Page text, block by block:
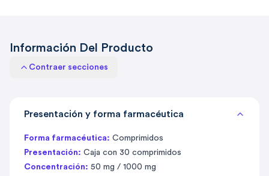
Información Del Producto
Contraer secciones
Presentación y forma farmacéutica
Forma farmacéutica: Comprimidos
Presentación: Caja con 30 comprimidos
Concentración: 50 mg / 1000 mg